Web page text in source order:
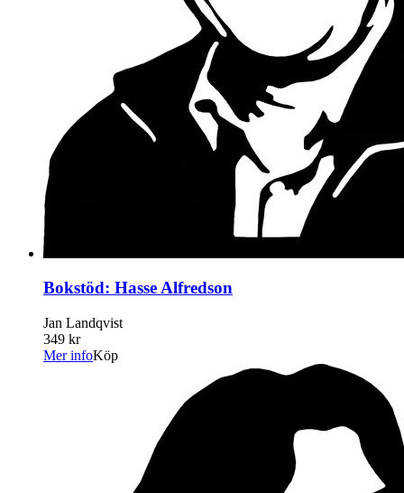
Bokstöd: Hasse Alfredson
Jan Landqvist
349 kr
Mer infoKöp